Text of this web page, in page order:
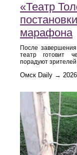
«Театр
марафона
После
театр готовит
порадуют
Омск Daily →